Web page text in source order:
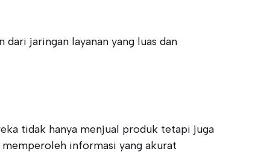
jaringan layanan yang luas dan
tidak hanya menjual produk tetapi juga
informasi yang akurat